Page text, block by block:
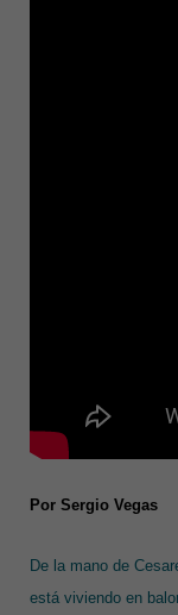
Por Sergio Vegas
De la mano de
está viviendo en